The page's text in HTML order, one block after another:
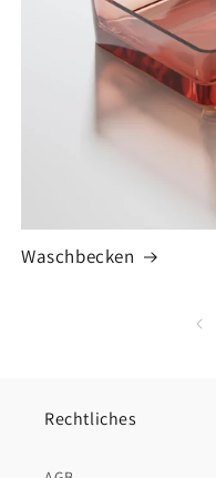
Waschbecken
Rechtliches